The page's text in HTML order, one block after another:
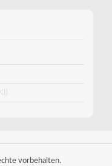
vorbehalten.